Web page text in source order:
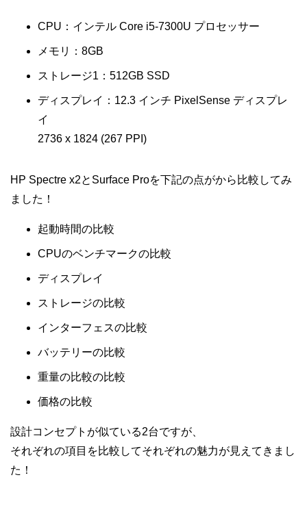
CPU：インテル Core i5-7300U プロセッサー
メモリ：8GB
ストレージ1：512GB SSD
ディスプレイ：12.3 インチ PixelSense ディスプレ
イ
2736 x 1824 (267 PPI)
HP Spectre x2とSurface Proを下記の点がから比較してみ
ました！
起動時間の比較
CPUのベンチマークの比較
ディスプレイ
ストレージの比較
インターフェスの比較
バッテリーの比較
重量の比較の比較
価格の比較
設計コンセプトが似ている2台ですが、
それぞれの項目を比較してそれぞれの魅力が見えてきまし
た！